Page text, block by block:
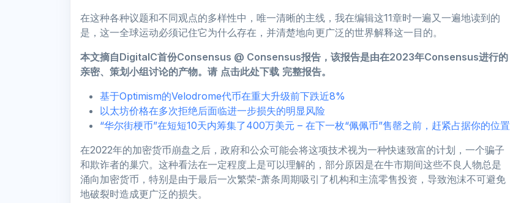
在这种各种议题和不同观点的多样性中，唯一清晰的主线，我在编辑这11章时一遍又一遍地读到的
是，这一全球运动必须记住它为什么存在，并清楚地向更广泛的世界解释这一目的。
本文摘自DigitalC首份Consensus @ Consensus报告，该报告是由在2023年Consensus进行的
亲密、策划小组讨论的产物。请 点击此处下载 完整报告。
基于Optimism的Velodrome代币在重大升级前下跌近8%
以太坊价格在多次拒绝后面临进一步损失的明显风险
“华尔街梗币”在短短10天内筹集了400万美元 – 在下一枚“佩佩币”售罄之前，赶紧占据你的位置
在2022年的加密货币崩盘之后，政府和公众可能会将这项技术视为一种快速致富的计划，一个骗子
和欺诈者的巢穴。这种看法在一定程度上是可以理解的，部分原因是在牛市期间这些不良人物总是
涌向加密货币，特别是由于最后一次繁荣-萧条周期吸引了机构和主流零售投资，导致泡沫不可避免
地破裂时造成更广泛的损失。